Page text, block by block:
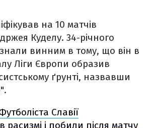
на 10 матчів
Куделу. 34-річного
винним в тому, що він в
Ліги Європи образив
ґрунті, назвавши
Славії
расизмі і побили після матчу